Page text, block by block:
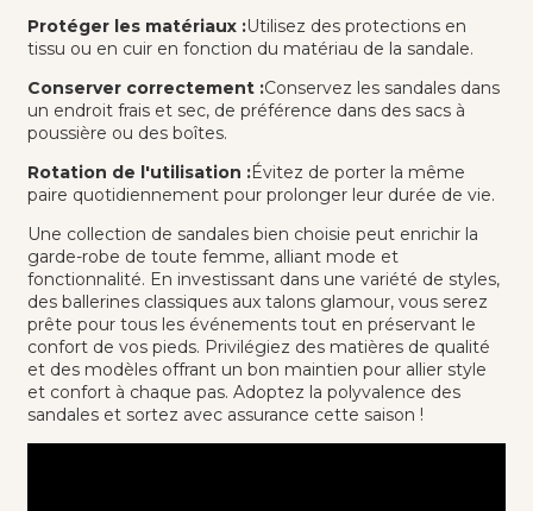
Protéger les matériaux :Utilisez des protections en
tissu ou en cuir en fonction du matériau de la sandale.
Conserver correctement :Conservez les sandales dans
un endroit frais et sec, de préférence dans des sacs à
poussière ou des boîtes.
Rotation de l'utilisation :Évitez de porter la même
paire quotidiennement pour prolonger leur durée de vie.
Une collection de sandales bien choisie peut enrichir la
garde-robe de toute femme, alliant mode et
fonctionnalité. En investissant dans une variété de styles,
des ballerines classiques aux talons glamour, vous serez
prête pour tous les événements tout en préservant le
confort de vos pieds. Privilégiez des matières de qualité
et des modèles offrant un bon maintien pour allier style
et confort à chaque pas. Adoptez la polyvalence des
sandales et sortez avec assurance cette saison !